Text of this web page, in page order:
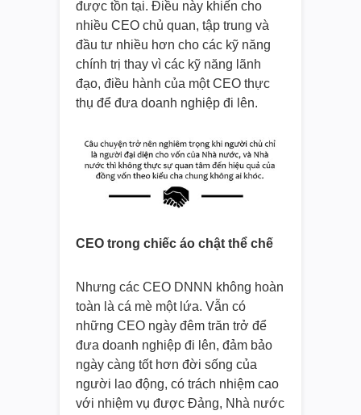
được tồn tại. Điều này khiến cho
nhiều CEO chủ quan, tập trung và
đầu tư nhiều hơn cho các kỹ năng
chính trị thay vì các kỹ năng lãnh
đạo, điều hành của một CEO thực
thụ để đưa doanh nghiệp đi lên.
CEO trong chiếc áo chật thể chế
Nhưng các CEO DNNN không hoàn
toàn là cá mè một lứa. Vẫn có
những CEO ngày đêm trăn trở để
đưa doanh nghiệp đi lên, đảm bảo
ngày càng tốt hơn đời sống của
người lao động, có trách nhiệm cao
với nhiệm vụ được Đảng, Nhà nước